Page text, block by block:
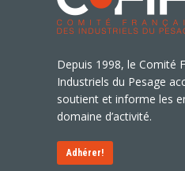
Depuis 1998, le Comité
Industriels du Pesage
soutient et informe les
domaine d’activité.
Adhérer!